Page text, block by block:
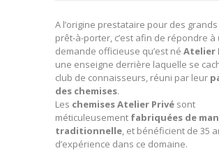
A l’origine prestataire pour des
prêt-à-porter, c’est afin de répondre à
demande officieuse qu’est né Atelier
une enseigne derrière laquelle se
club de connaisseurs, réuni par leur
des chemises.
Les chemises Atelier Privé sont
méticuleusement fabriquées de
traditionnelle, et bénéficient de 35
d’expérience dans ce domaine.